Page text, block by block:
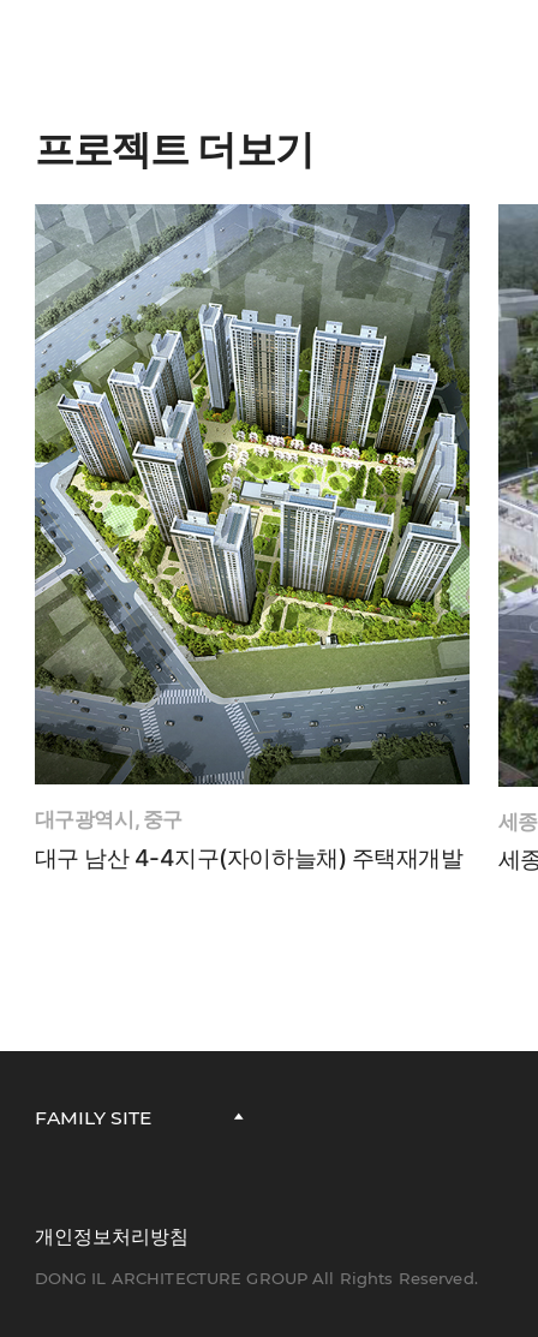
프로젝트 더보기
대구광역시, 중구
대구 남산 4-4지구(자이하늘채) 주택재개발
세
세
FAMILY SITE
개인정보처리방침
DONG IL ARCHITECTURE GROUP All Rights Reserved.